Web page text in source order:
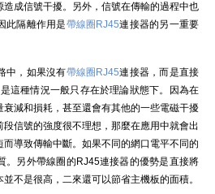
成信號干擾。另外，信號在傳輸的過程中也
此隔離作用是帶線圈RJ45連接器的另一重要
中，如果沒有帶線圈RJ45連接器，而是直接
這種情況一般只存在於理論狀態下。因為在
減和損耗，甚至還會有其他的一些電磁干擾
信號的強度很不理想，那麼在應用中就會出
導致傳輸中斷。如果不同的網口電平不同的
。另外帶線圈的RJ45連接器的優勢是直接將
不是很高，二來還可以節省主機板的面積。